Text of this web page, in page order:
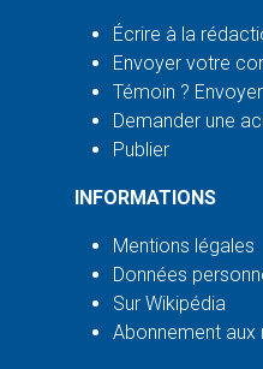
Écrire à la
Envoyer votre
Témoin ?
Demander une
Publier
INFORMATIONS
Mentions légales
Données
Sur Wikipédia
Abonnement aux